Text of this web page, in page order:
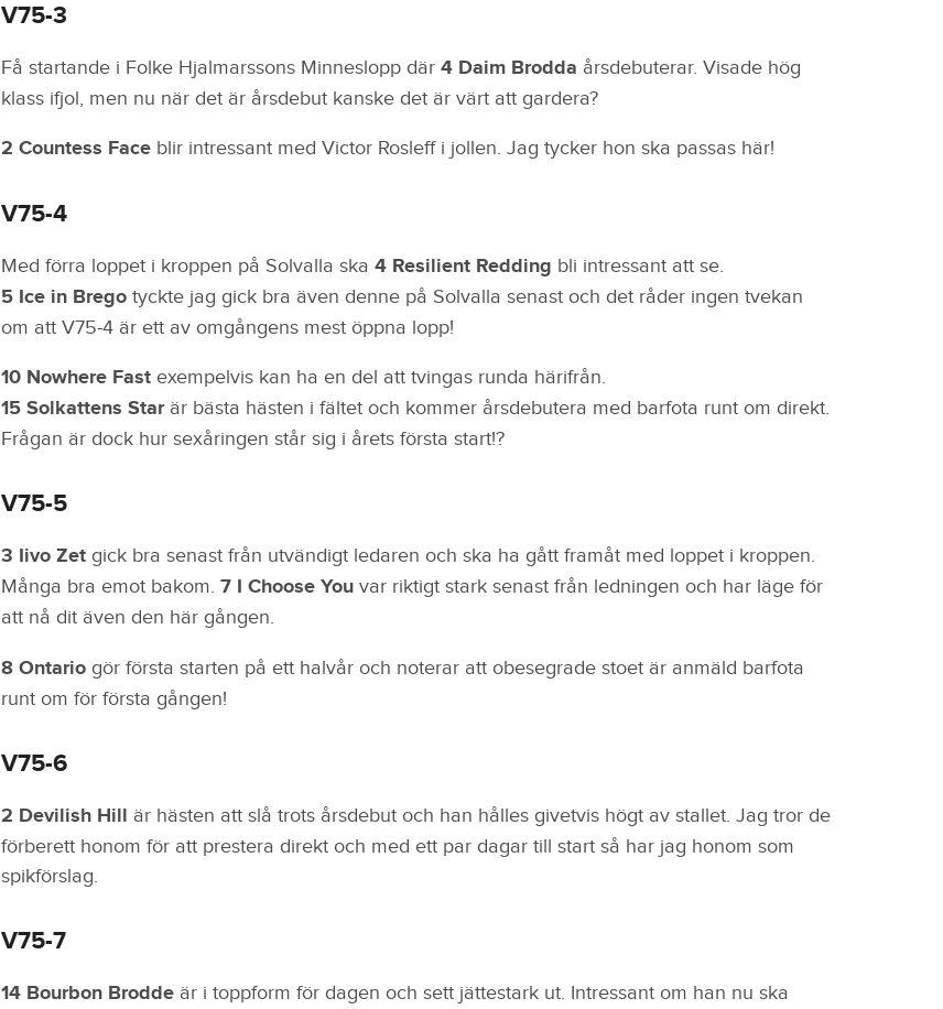
V75-3
Få startande i Folke Hjalmarssons Minneslopp där 4 Daim Brodda årsdebuterar. Visade hög
klass ifjol, men nu när det är årsdebut kanske det är värt att gardera?
2 Countess Faceblir intressant med Victor Rosleff i jollen. Jag tycker hon ska passas här!
V75-4
Med förra loppet i kroppen på Solvalla ska 4 Resilient Redding bli intressant att se.
5 Ice in Brego tyckte jag gick bra även denne på Solvalla senast och det råder ingen tvekan
om att V75-4 är ett av omgångens mest öppna lopp!
10 Nowhere Fast exempelvis kan ha en del att tvingas runda härifrån.
15 Solkattens Starär bästa hästen i fältet och kommer årsdebutera med barfota runt om direkt.
Frågan är dock hur sexåringen står sig i årets första start!?
V75-5
3 Iivo Zetgick bra senast från utvändigt ledaren och ska ha gått framåt med loppet i kroppen.
Många bra emot bakom. 7 I Choose You var riktigt stark senast från ledningen och har läge för
att nå dit även den här gången.
8 Ontario gör första starten på ett halvår och noterar att obesegrade stoet är anmäld barfota
runt om för första gången!
V75-6
2 Devilish Hill är hästen att slå trots årsdebut och han hålles givetvis högt av stallet. Jag tror de
förberett honom för att prestera direkt och med ett par dagar till start så har jag honom som
spikförslag.
V75-7
14 Bourbon Brodde är i toppform för dagen och sett jättestark ut. Intressant om han nu ska